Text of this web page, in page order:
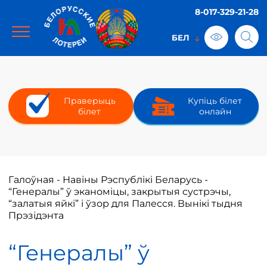
8-017-329-21-28
Праверыць
білет
Купіць білет
онлайн
Галоўная - Навіны Рэспублікі Беларусь -
“Генералы” ў эканоміцы, закрытыя сустрэчы,
“залатыя яйкі” і ўзор для Палесся. Вынікі тыдня
Прэзідэнта
“Генералы” ў